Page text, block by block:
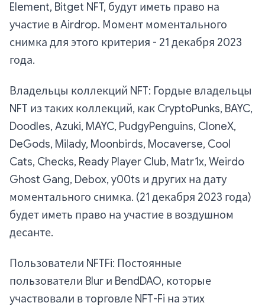
Element, Bitget NFT, будут иметь право на
участие в Airdrop. Момент моментального
снимка для этого критерия - 21 декабря 2023
года.
Владельцы коллекций NFT: Гордые владельцы
NFT из таких коллекций, как CryptoPunks, BAYC,
Doodles, Azuki, MAYC, PudgyPenguins, CloneX,
DeGods, Milady, Moonbirds, Mocaverse, Cool
Cats, Checks, Ready Player Club, Matr1x, Weirdo
Ghost Gang, Debox, y00ts и других на дату
моментального снимка. (21 декабря 2023 года)
будет иметь право на участие в воздушном
десанте.
Пользователи NFTFi: Постоянные
пользователи Blur и BendDAO, которые
участвовали в торговле NFT-Fi на этих